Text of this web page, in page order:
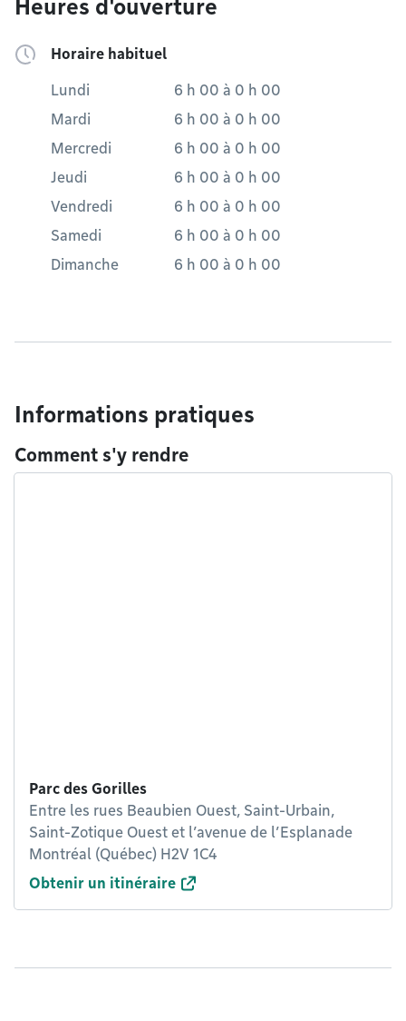
Heures d'ouverture
Horaire habituel
Lundi 6 h 00 à 0 h 00
Mardi
6 h 00 à 0 h 00
Mercredi
6 h 00 à 0 h 00
Jeudi
6 h 00 à 0 h 00
Vendredi
6 h 00 à 0 h 00
Samedi
6 h 00 à 0 h 00
Dimanche
6 h 00 à 0 h 00
Informations pratiques
Comment s'y rendre
Parc des Gorilles
Entre les rues Beaubien Ouest, Saint-Urbain,
Saint-Zotique Ouest et l’avenue de l’Esplanade
Montréal (Québec) H2V 1C4
Obtenir un itinéraire